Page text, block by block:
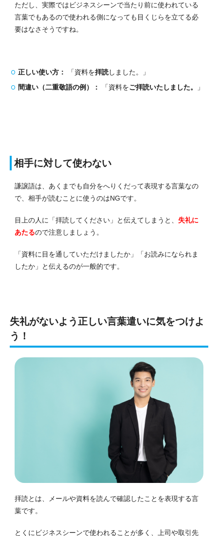
ただし、実際ではビジネスシーンで当たり前に使われている
言葉でもあるので使われる側になっても目くじらを立てる必
要はなさそうですね。
正しい使い方： 「資料を拝読しました。」
間違い（二重敬語の例）：
「資料をご拝読いたしました。 」
相手に対して使わない
謙譲語は、あくまでも自分をへりくだって表現する言葉なの
で、相手が読むことに使うのはNGです。
目上の人に「拝読してください」と伝えてしまうと、 失礼に
あたるので注意しましょう。
「資料に目を通していただけましたか」「お読みになられま
したか」と伝えるのが一般的です。
失礼がないよう正しい言葉遣いに気をつけよ
う！
拝読とは、メールや資料を読んで確認したことを表現する言
葉です。
とくにビジネスシーンで使われることが多く、上司や取引先